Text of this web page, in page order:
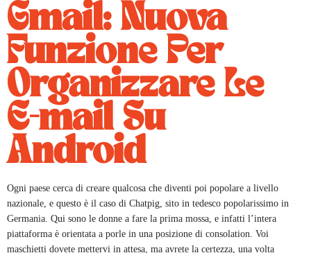
Gmail: Nuova
Funzione Per
Organizzare Le
E-mail Su
Android
Ogni paese cerca di creare qualcosa che diventi poi popolare a livello
nazionale, e questo è il caso di Chatpig, sito in tedesco popolarissimo in
Germania. Qui sono le donne a fare la prima mossa, e infatti l’intera
piattaforma è orientata a porle in una posizione di consolation. Voi
maschietti dovete mettervi in attesa, ma avrete la certezza, una volta